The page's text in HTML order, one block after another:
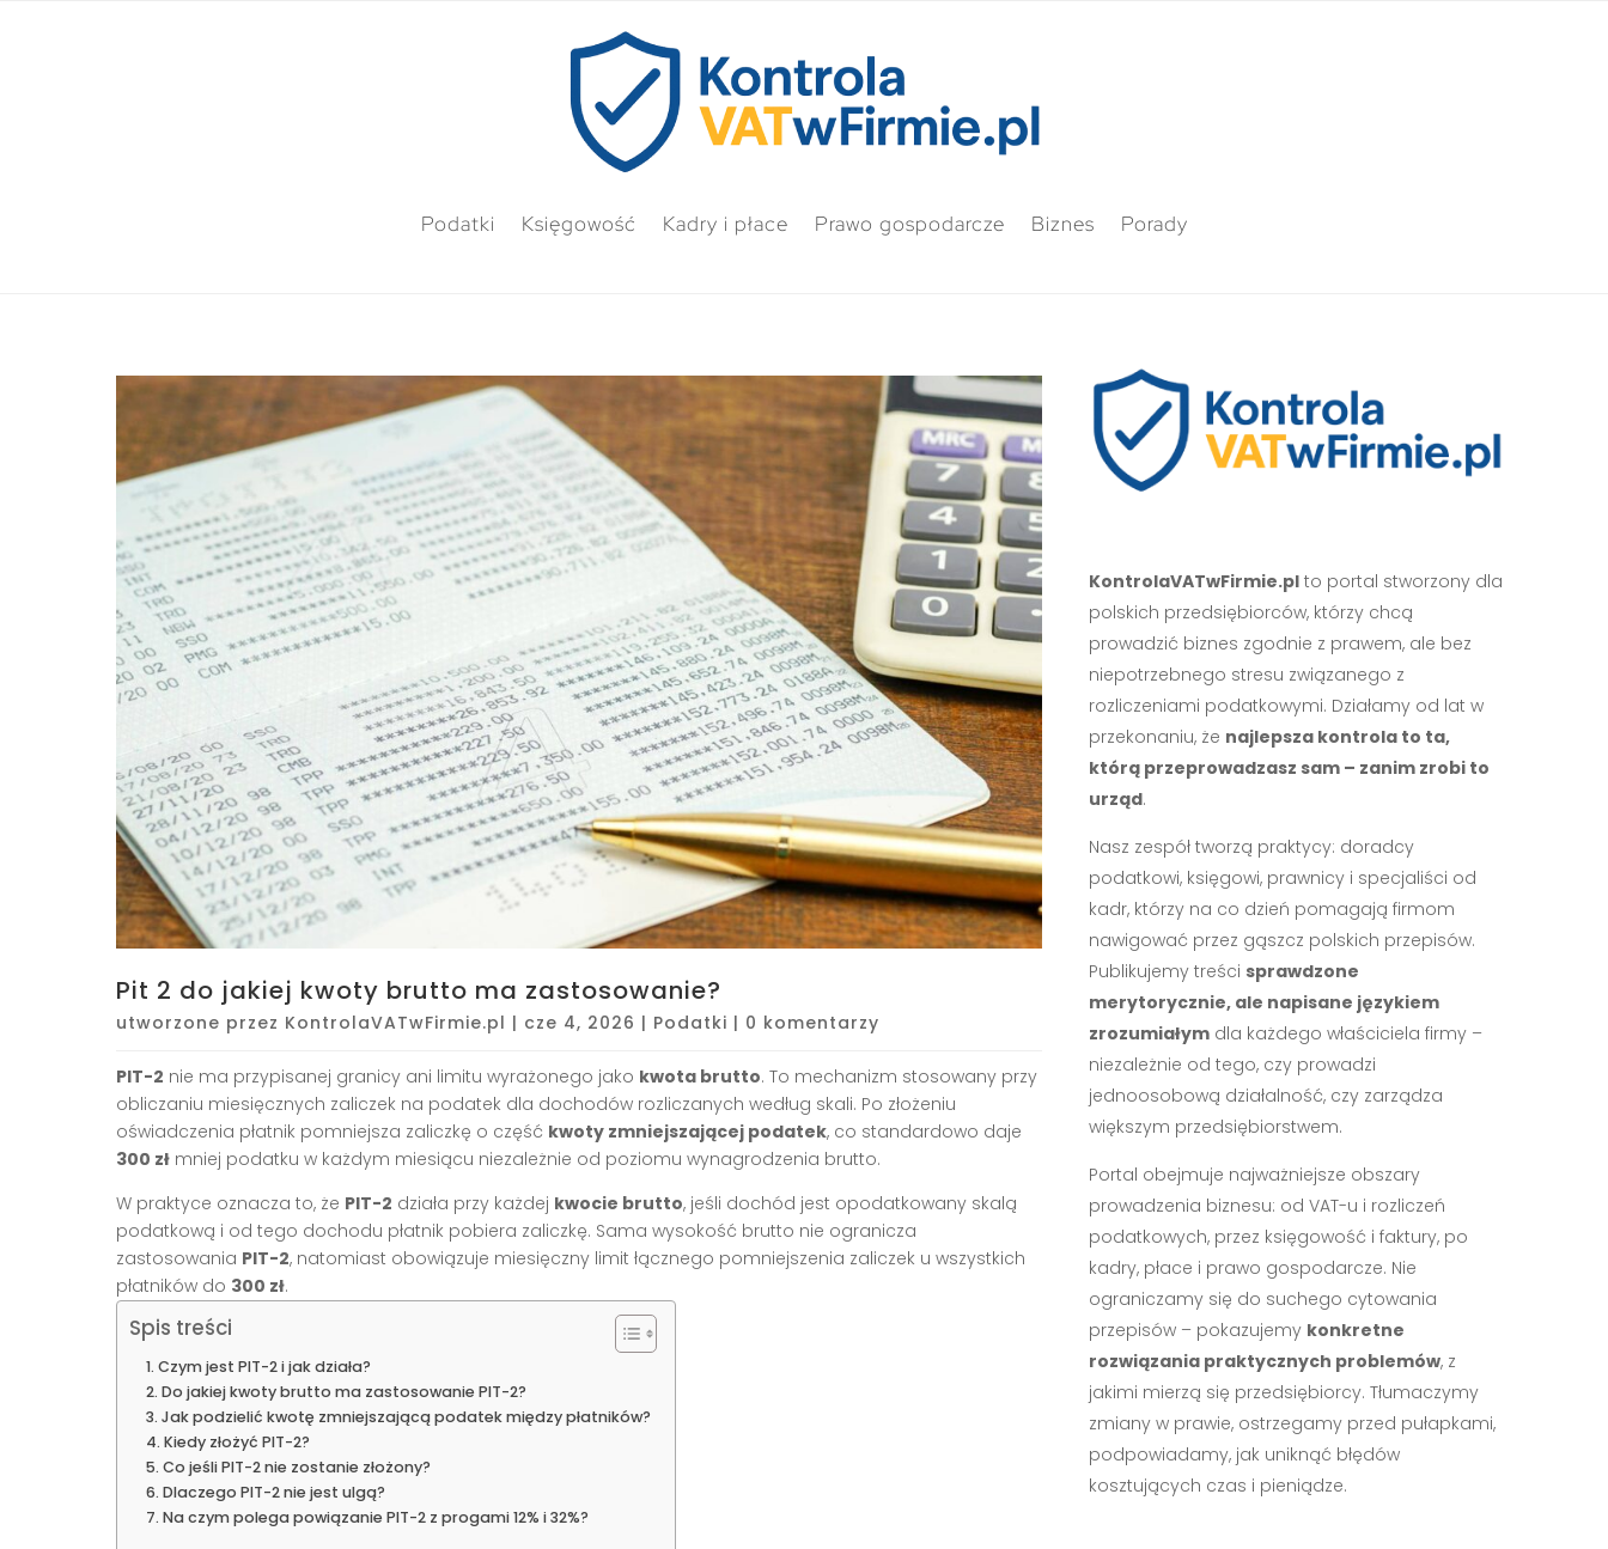
Podatki Księgowość Kadry i płace Prawo gospodarcze Biznes Porady
Pit 2 do jakiej kwoty brutto ma zastosowanie?
utworzone przez KontrolaVATwFirmie.pl | cze 4, 2026 | Podatki | 0 komentarzy
PIT-2 nie ma przypisanej granicy ani limitu wyrażonego jako kwota brutto. To mechanizm stosowany przy
obliczaniu miesięcznych zaliczek na podatek dla dochodów rozliczanych według skali. Po złożeniu
oświadczenia płatnik pomniejsza zaliczkę o część kwoty zmniejszającej podatek, co standardowo daje
300 zł mniej podatku w każdym miesiącu niezależnie od poziomu wynagrodzenia brutto.
W praktyce oznacza to, że PIT-2 działa przy każdej kwocie brutto, jeśli dochód jest opodatkowany skalą
podatkową i od tego dochodu płatnik pobiera zaliczkę. Sama wysokość brutto nie ogranicza
zastosowania PIT-2, natomiast obowiązuje miesięczny limit łącznego pomniejszenia zaliczek u wszystkich
płatników do 300 zł.
Spis treści
Czym jest PIT-2 i jak działa?
Do jakiej kwoty brutto ma zastosowanie PIT-2?
Jak podzielić kwotę zmniejszającą podatek między płatników?
Kiedy złożyć PIT-2?
Co jeśli PIT-2 nie zostanie złożony?
Dlaczego PIT-2 nie jest ulgą?
Na czym polega powiązanie PIT-2 z progami 12% i 32%?
KontrolaVATwFirmie.plto portal stworzony dla
polskich przedsiębiorców, którzy chcą
prowadzić biznes zgodnie z prawem, ale bez
niepotrzebnego stresu związanego z
rozliczeniami podatkowymi. Działamy od lat w
przekonaniu, że najlepsza kontrola to ta,
którą przeprowadzasz sam – zanim zrobi to
urząd.
Nasz zespół tworzą praktycy: doradcy
podatkowi, księgowi, prawnicy i specjaliści od
kadr, którzy na co dzień pomagają firmom
nawigować przez gąszcz polskich przepisów.
Publikujemy treści sprawdzone
merytorycznie, ale napisane językiem
zrozumiałymdla każdego właściciela firmy –
niezależnie od tego, czy prowadzi
jednoosobową działalność, czy zarządza
większym przedsiębiorstwem.
Portal obejmuje najważniejsze obszary
prowadzenia biznesu: od VAT-u i rozliczeń
podatkowych, przez księgowość i faktury, po
kadry, płace i prawo gospodarcze. Nie
ograniczamy się do suchego cytowania
przepisów – pokazujemy konkretne
rozwiązania praktycznych problemów, z
jakimi mierzą się przedsiębiorcy. Tłumaczymy
zmiany w prawie, ostrzegamy przed pułapkami,
podpowiadamy, jak uniknąć błędów
kosztujących czas i pieniądze.